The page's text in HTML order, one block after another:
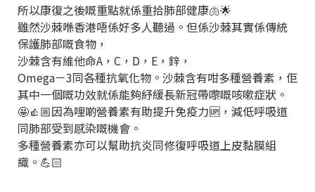
所以康復之後嘅重點就係重拾肺部健康🫁🌟
雖然沙棘喺香港唔係好多人聽過。但係沙棘其實係傳統
保護肺部嘅食物，
沙棘含有維他命A，C，D，E，鋅，
Omega－3同各種抗氧化物。沙棘含有咁多種營養素，佢
其中一個嘅功效就係能夠紓緩長新冠帶嚟嘅咳嗽症狀。
🤩👍🏼因為哩啲營養素有助提升免疫力🆙，減低呼吸道
同肺部受到感染嘅機會。
多種營養素亦可以幫助抗炎同修復呼吸道上皮黏膜組
織。💪🏻